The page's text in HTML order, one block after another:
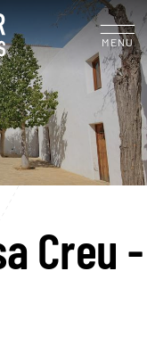
MENU
Creu -